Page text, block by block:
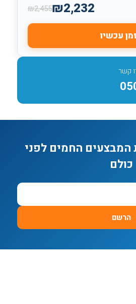
₪2,232
₪2,455
עכשיו
קשר
המבצעים החמים לפני
כולם
הרשם